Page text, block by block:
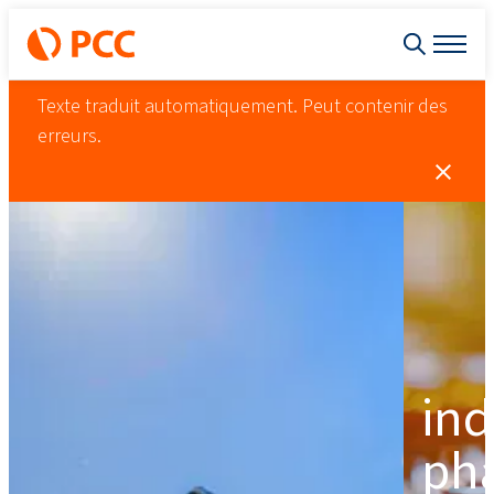
Texte traduit automatiquement. Peut contenir des
erreurs.